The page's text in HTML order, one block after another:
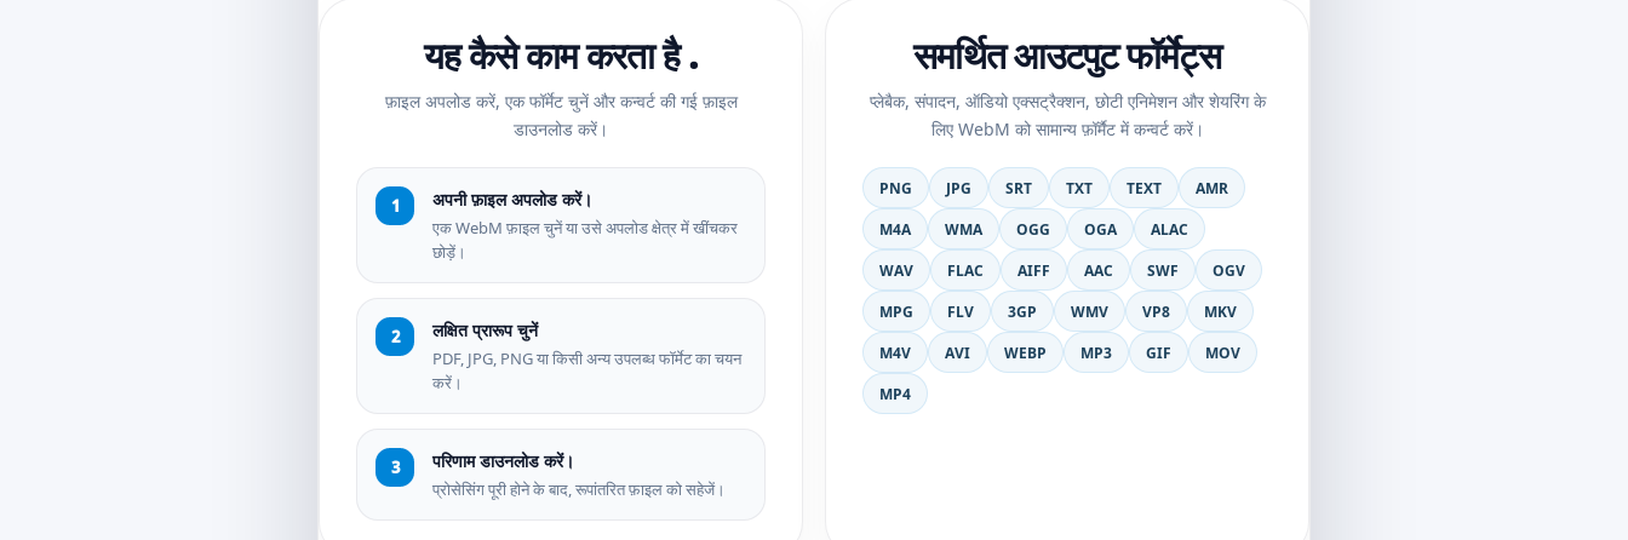
यह कैसे काम करता है .
फ़ाइल अपलोड करें, एक फॉर्मेट चुनें और कन्वर्ट की गई फ़ाइल
डाउनलोड करें।
अपनी फ़ाइल अपलोड करें।
एक WebM फ़ाइल चुनें या उसे अपलोड क्षेत्र में खींचकर
छोड़ें।
लक्षित प्रारूप चुनें
PDF, JPG, PNG या किसी अन्य उपलब्ध फॉर्मेट का चयन
करें।
परिणाम डाउनलोड करें।
प्रोसेसिंग पूरी होने के बाद, रूपांतरित फ़ाइल को सहेजें।
समर्थित आउटपुट फॉर्मेट्स
प्लेबैक, संपादन, ऑडियो एक्सट्रैक्शन, छोटी एनिमेशन और शेयरिंग के
लिए WebM को सामान्य फ़ॉर्मैट में कन्वर्ट करें।
PNG JPG SRT TXT TEXT
AMR
M4A
WMA OGG OGA
ALAC
WAV
FLAC AIFF AAC SWF
OGV
MPG
FLV 3GP WMV VP8
MKV
M4V
AVI WEBP MP3 GIF
MOV
MP4